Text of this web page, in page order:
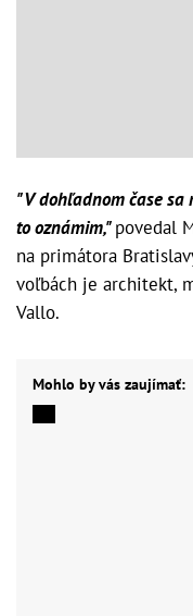
"V dohľadnom čase sa
to oznámim,"povedal
na primátora
voľbách je architekt,
Vallo.
Mohlo by vás zaujímať: